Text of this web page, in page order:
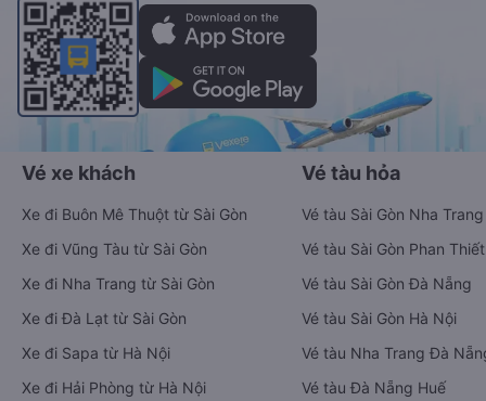
Vé xe khách
Xe đi Buôn Mê Thuột từ Sài Gòn
Xe đi Vũng Tàu từ Sài Gòn
Xe đi Nha Trang từ Sài Gòn
Xe đi Đà Lạt từ Sài Gòn
Xe đi Sapa từ Hà Nội
Xe đi Hải Phòng từ Hà Nội
Vé tàu hỏa
Vé tàu Sài Gòn Nha Trang
Vé tàu Sài Gòn Phan Thiết
Vé tàu Sài Gòn Đà Nẵng
Vé tàu Sài Gòn Hà Nội
Vé tàu Nha Trang Đà
Vé tàu Đà Nẵng Huế